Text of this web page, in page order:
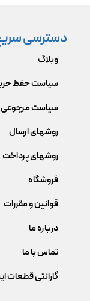
دسترسی
وبلاگ
سیاست حفظ
سیاست
روشهای ارسال
روشهای پرداخت
فروشگاه
قوانین و مقررات
درباره ما
تماس با ما
گارانتی قطعات